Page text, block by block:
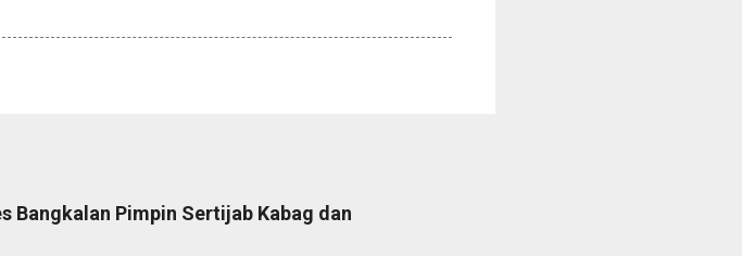
Bangkalan Pimpin Sertijab Kabag dan